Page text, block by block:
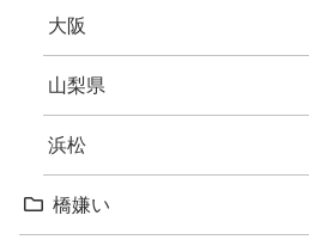
大阪
山梨県
浜松
橋嫌い